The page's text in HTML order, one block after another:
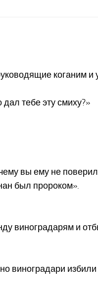
коганим и
тебе эту смиху?»
вы ему не
был пророком».
виноградарям и
виноградари